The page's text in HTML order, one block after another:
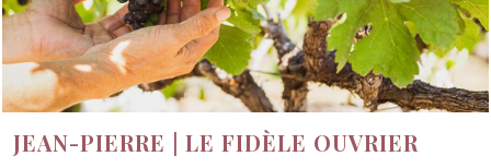
JEAN-PIERRE | LE FIDÈLE OUVRIER